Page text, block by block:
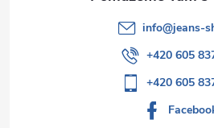
info@jeans-
+420 605
+420 605